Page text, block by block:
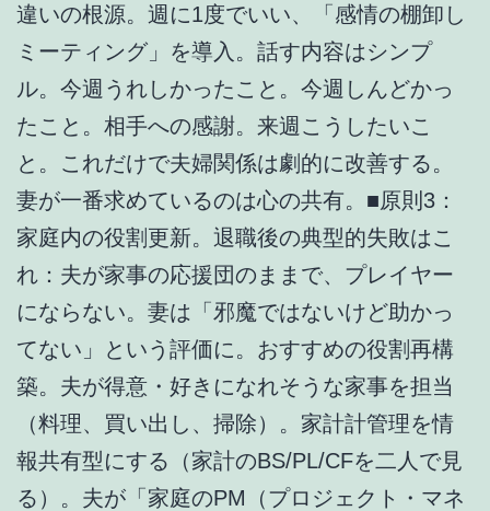
違いの根源。週に1度でいい、「感情の棚卸し
ミーティング」を導入。話す内容はシンプ
ル。今週うれしかったこと。今週しんどかっ
たこと。相手への感謝。来週こうしたいこ
と。これだけで夫婦関係は劇的に改善する。
妻が一番求めているのは心の共有。■原則3：
家庭内の役割更新。退職後の典型的失敗はこ
れ：夫が家事の応援団のままで、プレイヤー
にならない。妻は「邪魔ではないけど助かっ
てない」という評価に。おすすめの役割再構
築。夫が得意・好きになれそうな家事を担当
（料理、買い出し、掃除）。家計計管理を情
報共有型にする（家計のBS/PL/CFを二人で見
る）。夫が「家庭のPM（プロジェクト・マネ